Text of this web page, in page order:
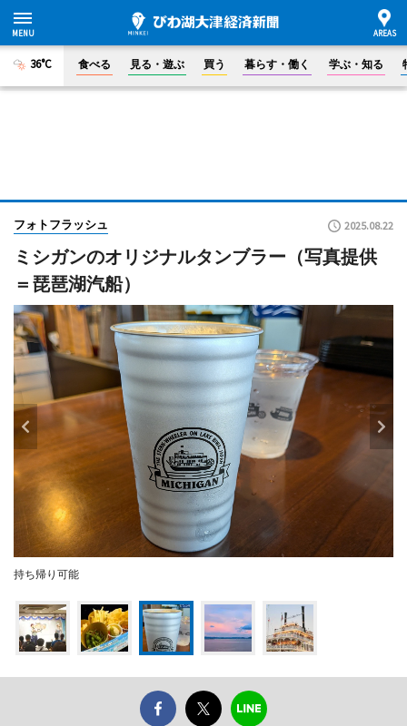
36°C 食べる 見る・遊ぶ 買う 暮らす・働く 学ぶ・知る
フォトフラッシュ 2025.08.22
ミシガンのオリジナルタンブラー（写真提供
＝琵琶湖汽船）
持ち帰り可能